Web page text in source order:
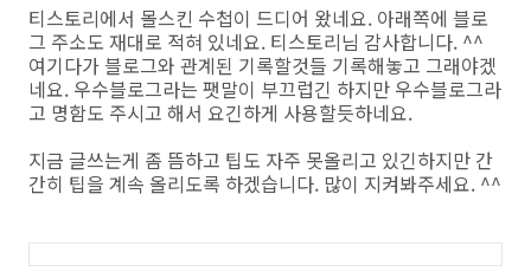
티스토리에서 몰스킨 수첩이 드디어 왔네요. 아래쪽에 블로
그 주소도 재대로 적혀 있네요. 티스토리님 감사합니다. ^^
여기다가 블로그와 관계된 기록할것들 기록해놓고 그래야겠
네요. 우수블로그라는 팻말이 부끄럽긴 하지만 우수블로그라
고 명함도 주시고 해서 요긴하게 사용할듯하네요.
지금 글쓰는게 좀 뜸하고 팁도 자주 못올리고 있긴하지만 간
간히 팁을 계속 올리도록 하겠습니다. 많이 지켜봐주세요. ^^